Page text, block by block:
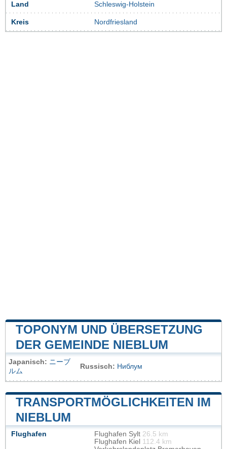
Land Schleswig-Holstein
Kreis Nordfriesland
TOPONYM UND ÜBERSETZUNG
DER GEMEINDE NIEBLUM
Japanisch: ニーブ
ルム
Russisch: Ниблум
TRANSPORTMÖGLICHKEITEN IM
NIEBLUM
Flughafen Flughafen Sylt 26.5 km
Flughafen Kiel 112.4 km